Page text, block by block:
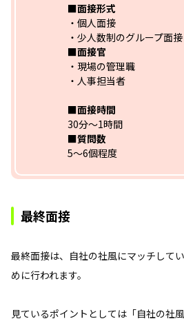
■面接形式
・個人面接
・少人数制のグループ面接
■面接官
・現場の管理職
・人事担当者
■面接時間
30分～1時間
■質問数
5～6個程度
最終面接
最終面接は、自社の社風にマッチして
めに行われます。
見ているポイントとしては「自社の社